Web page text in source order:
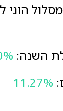
הוני
השנה:
11.27%